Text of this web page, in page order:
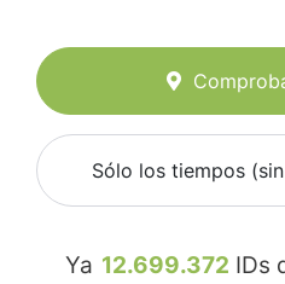
Sólo los tiempos
Ya 12.699.372 IDs